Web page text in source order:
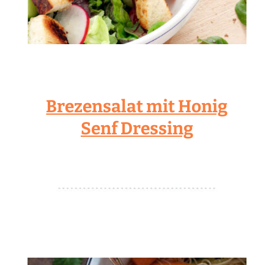
Brezensalat mit Honig
Senf Dressing